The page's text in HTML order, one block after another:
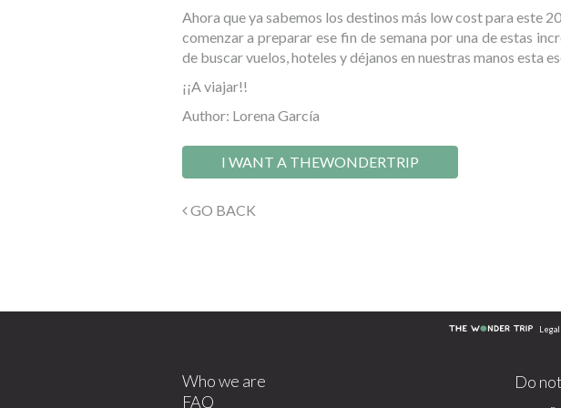
Ahora que ya sabemos los destinos más low cost para este
comenzar a preparar ese fin de semana por una de estas
de buscar vuelos, hoteles y déjanos en nuestras manos esta
¡¡A viajar!!
Author: Lorena García
I WANT A THEWONDERTRIP
GO BACK
Who we are
FAQ
Do